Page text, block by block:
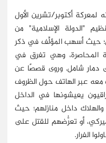
لمعركة أكتوبر/تشرين الأول
2017 لطرد تنظيم "الدولة الإسلامية" من
حيث أسهب المؤلِّف في ذكر
المحاصرة، وهي تغرق في
دمار شامل. وروى قصصًا عن
عبر الهاتف حول الظروف
يعيشونها في الداخل
داخل منازلهم؛ حيث
أو تعرُّضهم للقتل على
الفرار.